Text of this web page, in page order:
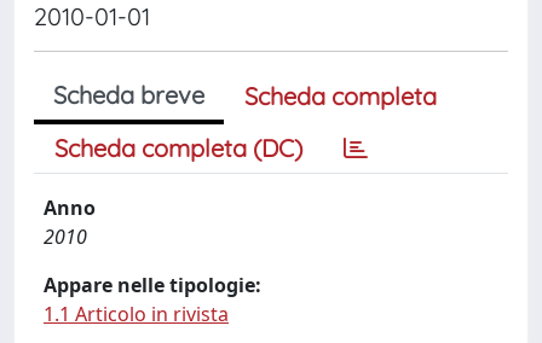
2010-01-01
Scheda breve
Scheda completa
Scheda completa (DC)
Anno
2010
Appare nelle tipologie:
1.1 Articolo in rivista